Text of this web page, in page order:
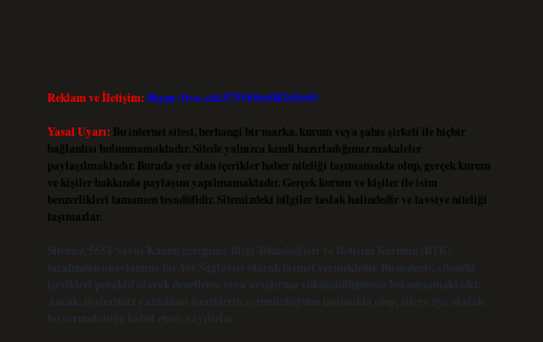
Reklam ve İletişim:Skype: live:.cid.575569c608265c69
Yasal Uyarı: Bu internet sitesi, herhangi bir marka, kurum veya şahıs şirketi ile hiçbir
bağlantısı bulunmamaktadır. Sitede yalnızca kendi hazırladığımız makaleler
paylaşılmaktadır. Burada yer alan içerikler haber niteliği taşımamakta olup, gerçek kurum
ve kişiler hakkında paylaşım yapılmamaktadır. Gerçek kurum ve kişiler ile isim
benzerlikleri tamamen tesadüfidir. Sitemizdeki bilgiler taslak halindedir ve tavsiye niteliği
taşımazlar.
Sitemiz, 5651 Sayılı Kanun gereğince Bilgi Teknolojileri ve İletişim Kurumu (BTK)
tarafından onaylanmış bir Yer Sağlayıcı olarak hizmet vermektedir. Bu nedenle, sitedeki
içerikleri proaktif olarak denetleme veya araştırma yükümlülüğümüz bulunmamaktadır.
Ancak, üyelerimiz yazdıkları içeriklerin sorumluluğunu taşımakta olup, siteye üye olarak
bu sorumluluğu kabul etmiş sayılırlar.